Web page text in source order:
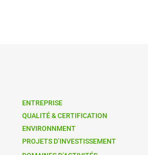
ENTREPRISE
QUALITÉ & CERTIFICATION
ENVIRONNMENT
PROJETS D’INVESTISSEMENT